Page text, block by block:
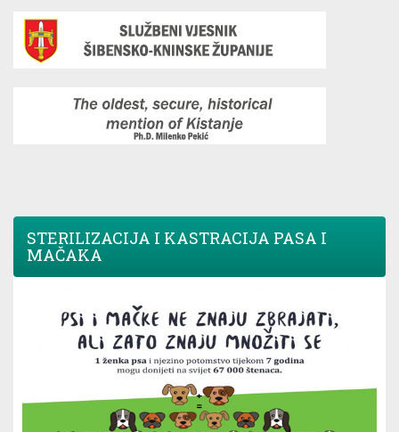
STERILIZACIJA I KASTRACIJA PASA I
MAČAKA